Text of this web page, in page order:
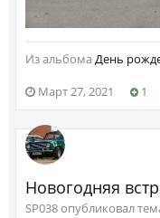
Из альбома День
Март 27, 2021 1
Новогодняя
SP038 опубликовал